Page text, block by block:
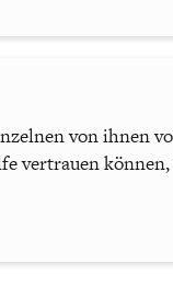
von ihnen
vertrauen